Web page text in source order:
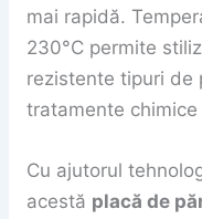
mai rapidă.
230°C permite
rezistente tipuri de
tratamente
Cu ajutorul
acestă placă de